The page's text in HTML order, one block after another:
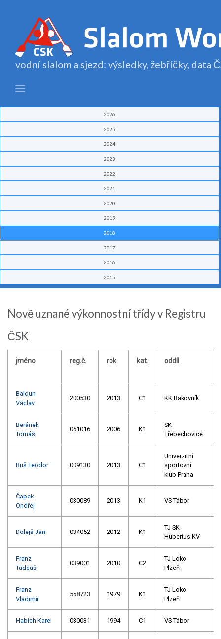
vodní slalom a sjezd: výsledky, žebříčky, data
2026
2025
2024
2023
2022
2021
2020
2019
2018
2017
2016
2015
Nově uznané výkonnostní třídy v Registru
ČSK
jméno reg.č. rok kat. oddíl
Baloun
Václav
200530 2013 C1 KK Rakovník
Beránek
Tomáš
061016 2006 K1
SK
Třebechovice
Buš Teodor 009130 2013 C1
Univerzitní
sportovní
klub Praha
Čapek
Ondřej
030089 2013 K1 VS Tábor
Dolejš Jan 034052 2012 K1
TJ SK
Hubertus KV
Franz
Tadeáš
039001 2010 C2
TJ Loko
Plzeň
Franz
Vladimír
558723 1979 K1
TJ Loko
Plzeň
Habich Karel 030031 1994 C1 VS Tábor